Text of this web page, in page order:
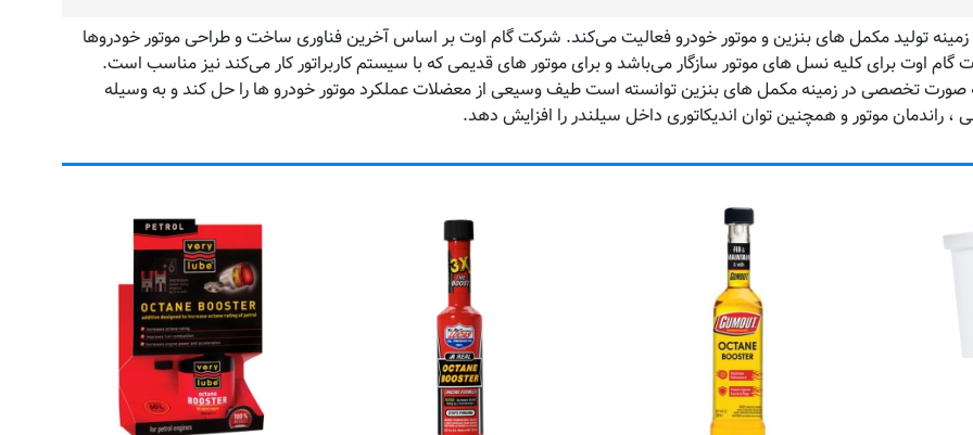
تولید مکمل های بنزین و موتور خودرو فعالیت می‌کند. شرکت گام اوت بر اساس آخرین فناوری ساخت و طراحی موتور خودروها
اوت برای کلیه نسل های موتور سازگار می‌باشد و برای موتور های قدیمی که با سیستم کاربراتور کار می‌کند نیز مناسب است.
صورت تخصصی در زمینه مکمل های بنزین توانسته است طیف وسیعی از معضلات عملکرد موتور خودرو ها را حل کند و به وسیله
موتور و همچنین توان اندیکاتوری داخل سیلندر را افزایش دهد.